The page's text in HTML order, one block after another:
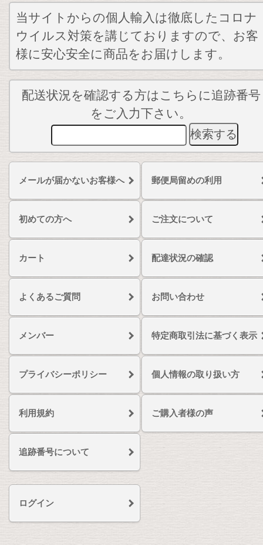
当サイトからの個人輸入は徹底したコロナ
ウイルス対策を講じておりますので、お客
様に安心安全に商品をお届けします。
配送状況を確認する方はこちらに追跡番号
をご入力下さい。
メールが届かないお客様へ 郵便局留めの利用
初めての方へ ご注文について
カート 配達状況の確認
よくあるご質問 お問い合わせ
メンバー 特定商取引法に基づく表示
プライバシーポリシー 個人情報の取り扱い方
利用規約 ご購入者様の声
追跡番号について
ログイン